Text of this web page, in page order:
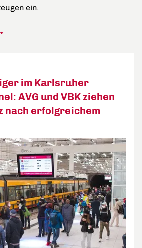
ein.
im Karlsruher
AVG und VBK ziehen
nach erfolgreichem